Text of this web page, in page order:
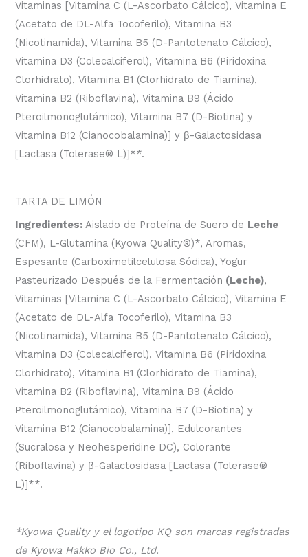
Vitaminas [Vitamina C (L-Ascorbato Cálcico), Vitamina E
(Acetato de DL-Alfa Tocoferilo), Vitamina B3
(Nicotinamida), Vitamina B5 (D-Pantotenato Cálcico),
Vitamina D3 (Colecalciferol), Vitamina B6 (Piridoxina
Clorhidrato), Vitamina B1 (Clorhidrato de Tiamina),
Vitamina B2 (Riboflavina), Vitamina B9 (Ácido
Pteroilmonoglutámico), Vitamina B7 (D-Biotina) y
Vitamina B12 (Cianocobalamina)] y β-Galactosidasa
[Lactasa (Tolerase® L)]**.
TARTA DE LIMÓN
Ingredientes:Aislado de Proteína de Suero de Leche
(CFM), L-Glutamina (Kyowa Quality®)*, Aromas,
Espesante (Carboximetilcelulosa Sódica), Yogur
Pasteurizado Después de la Fermentación (Leche),
Vitaminas [Vitamina C (L-Ascorbato Cálcico), Vitamina E
(Acetato de DL-Alfa Tocoferilo), Vitamina B3
(Nicotinamida), Vitamina B5 (D-Pantotenato Cálcico),
Vitamina D3 (Colecalciferol), Vitamina B6 (Piridoxina
Clorhidrato), Vitamina B1 (Clorhidrato de Tiamina),
Vitamina B2 (Riboflavina), Vitamina B9 (Ácido
Pteroilmonoglutámico), Vitamina B7 (D-Biotina) y
Vitamina B12 (Cianocobalamina)], Edulcorantes
(Sucralosa y Neohesperidine DC), Colorante
(Riboflavina) y β-Galactosidasa [Lactasa (Tolerase®
L)]**.
*Kyowa Quality y el logotipo KQ son marcas registradas
de Kyowa Hakko Bio Co., Ltd.